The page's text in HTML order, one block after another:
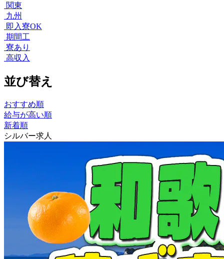
関東
九州
即入寮OK
期間工
寮あり
高収入
並び替え
おすすめ順
給与が高い順
新着順
シルバー求人